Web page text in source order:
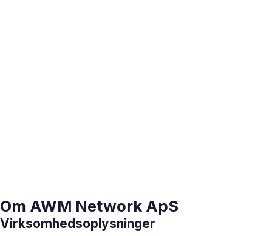
Om AWM Network ApS
Virksomhedsoplysninger